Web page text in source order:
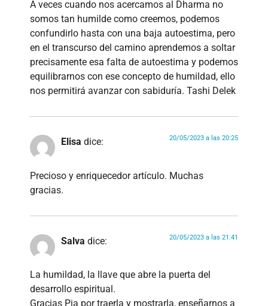
A veces cuando nos acercamos al Dharma no
somos tan humilde como creemos, podemos
confundirlo hasta con una baja autoestima, pero
en el transcurso del camino aprendemos a soltar
precisamente esa falta de autoestima y podemos
equilibrarnos con ese concepto de humildad, ello
nos permitirá avanzar con sabiduría. Tashi Delek
Elisa dice: 20/05/2023 a las 20:25
Precioso y enriquecedor artículo. Muchas
gracias.
Salva dice: 20/05/2023 a las 21:41
La humildad, la llave que abre la puerta del
desarrollo espiritual.
Gracias Pia por traerla y mostrarla, enseñarnos a